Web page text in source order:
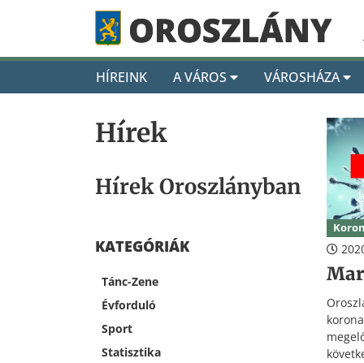
HÍREINK A VÁROS VÁROSHÁZA
Hírek
Hírek Oroszlányban
KATEGÓRIÁK
Tánc-Zene
Évforduló
Sport
Statisztika